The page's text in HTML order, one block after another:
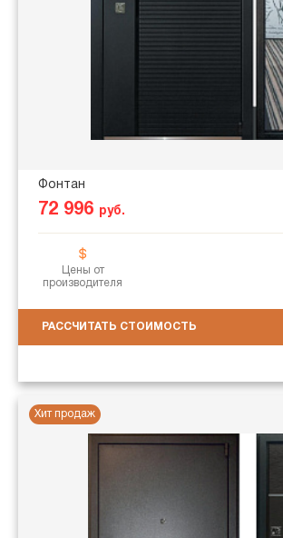
Фонтан
72 996 руб.
Цены от
производителя
РАССЧИТАТЬ СТОИМОСТЬ
Хит продаж